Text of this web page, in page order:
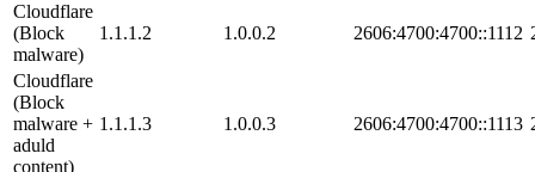
Cloudflare
(Block
malware)
1.1.1.2 1.0.0.2 2606:4700:4700::1112
Cloudflare
(Block
malware +
aduld
content)
1.1.1.3 1.0.0.3 2606:4700:4700::1113